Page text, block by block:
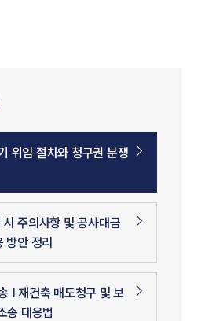
위임 절차와 청구권 분쟁
시 주의사항 및 공사대금
방안 정리
| 재건축 매도청구 및 보
송 대응법